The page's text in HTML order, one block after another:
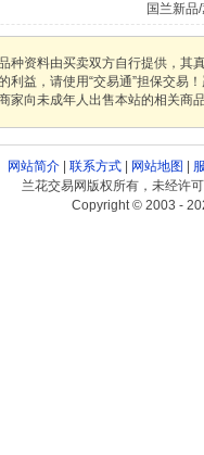
国兰新品
种资料由买卖双方自行提供，
利益，请使用“交易通”担保交
家向未成年人出售本站的相关商
网站简介| 联系方式| 网站地图
兰花交易网版权所有，未经许
Copyright © 2003 -